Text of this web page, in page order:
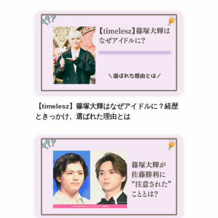
【timelesz】篠塚大輝はなぜアイドルに？経歴
ときっかけ、選ばれた理由とは